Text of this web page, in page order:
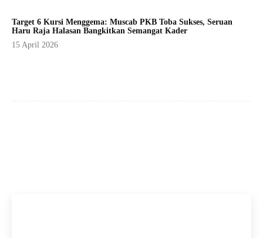
Target 6 Kursi Menggema: Muscab PKB Toba Sukses, Seruan
Haru Raja Halasan Bangkitkan Semangat Kader
15 April 2026